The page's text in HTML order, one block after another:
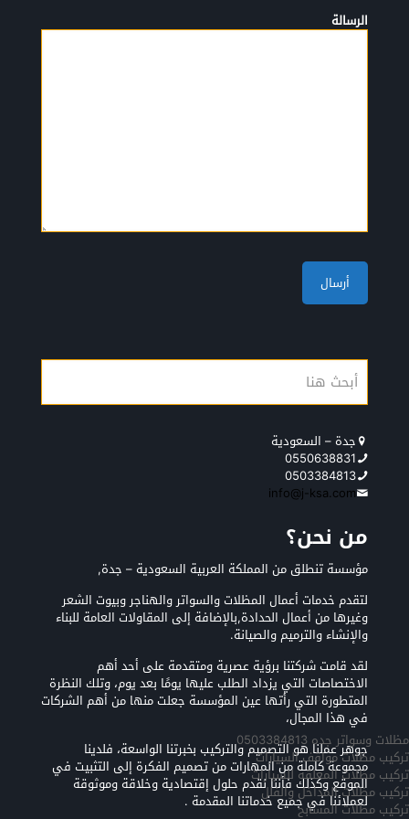
الرسالة
جدة – السعودية
0550638831
0503384813
info@j-ksa.com
من نحن؟
مؤسسة تنطلق من المملكة العربية السعودية – جدة,
لتقدم خدمات أعمال المظلات والسواتر والهناجر وبيوت الشعر
وغيرها من أعمال الحدادة,بالإضافة إلى المقاولات العامة للبناء
والإنشاء والترميم والصيانة.
لقد قامت شركتنا برؤية عصرية ومتقدمة على أحد أهم
الاختصاصات التي يزداد الطلب عليها يومًا بعد يوم، وتلك النظرة
المتطورة التي رأتها عين المؤسسة جعلت منها من أهم الشركات
في هذا المجال،
جوهر عملنا هو التصميم والتركيب بخبرتنا الواسعة، فلدينا
مجموعة كاملة من المهارات من تصميم الفكرة إلى التثبيت في
الموقع وكذلك فأننا نقدم حلول إقتصادية وخلاقة وموثوقة
لعملائنا في جميع خدماتنا المقدمة .
مظلات وسواتر جده 0503384813
تركيب مظلات مواقف السيارات
تركيب مظلات المعلقه للسيارات
تركيب مظلات المداخل والفلل
تركيب مظلات المسابح